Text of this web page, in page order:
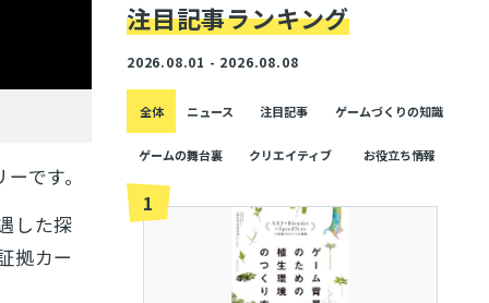
です。
した探
拠カー
注目記事ランキング
2026.08.01 - 2026.08.08
全体 ニュース 注目記事 ゲームづくりの知識
ゲームの舞台裏 クリエイティブ お役立ち情報
1